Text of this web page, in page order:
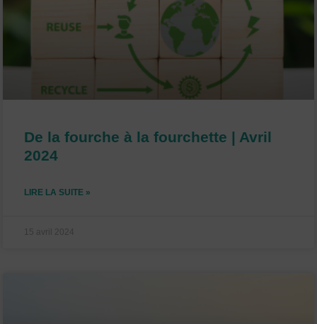
De la fourche à la fourchette | Avril
2024
LIRE LA SUITE »
15 avril 2024